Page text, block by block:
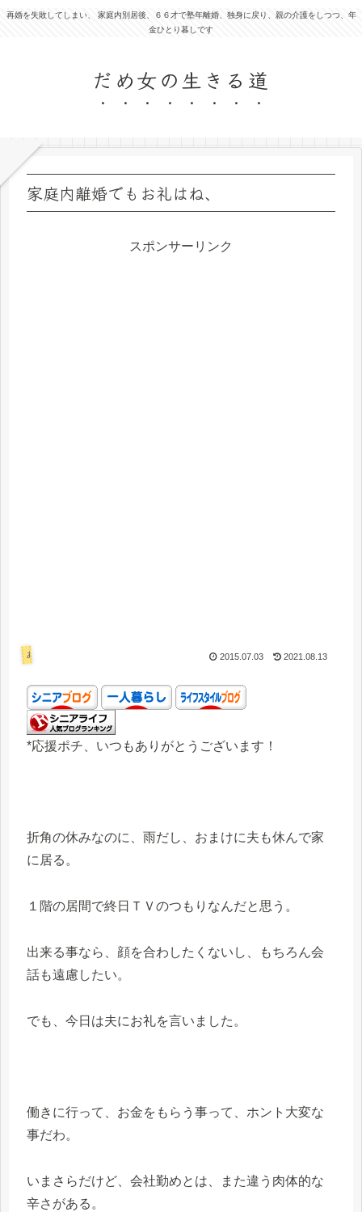
再婚を失敗してしまい、 家庭内別居後、６６才で塾年離婚、独身に戻り、親の介護をしつつ、年
金ひとり暮しです
だめ女の生きる道
家庭内離婚でもお礼はね、
スポンサーリンク
あれこれ 2015.07.03 2021.08.13
*応援ポチ、いつもありがとうございます！
折角の休みなのに、雨だし、おまけに夫も休んで家
に居る。
１階の居間で終日ＴＶのつもりなんだと思う。
出来る事なら、顔を合わしたくないし、もちろん会
話も遠慮したい。
でも、今日は夫にお礼を言いました。
働きに行って、お金をもらう事って、ホント大変な
事だわ。
いまさらだけど、会社勤めとは、また違う肉体的な
辛さがある。